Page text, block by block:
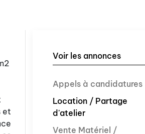
et
Voir les annonces
Appels à candidatures
Location / Partage
d'atelier
Vente Matériel /